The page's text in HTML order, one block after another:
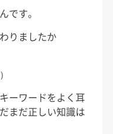
です。
りましたか
ーワードをよく耳
まだ正しい知識は